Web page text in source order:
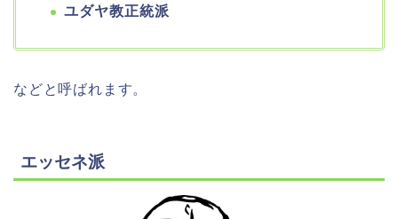
ユダヤ教正統派
などと呼ばれます。
エッセネ派